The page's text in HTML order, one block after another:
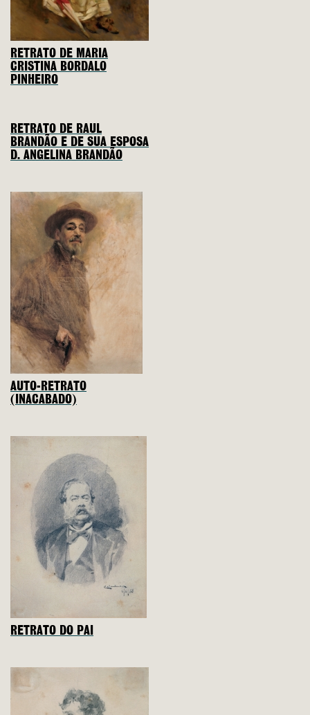
RETRATO DE MARIA
CRISTINA BORDALO
PINHEIRO
RETRATO DE RAUL
BRANDÃO E DE SUA ESPOSA
D. ANGELINA BRANDÃO
AUTO-RETRATO
(INACABADO)
RETRATO DO PAI